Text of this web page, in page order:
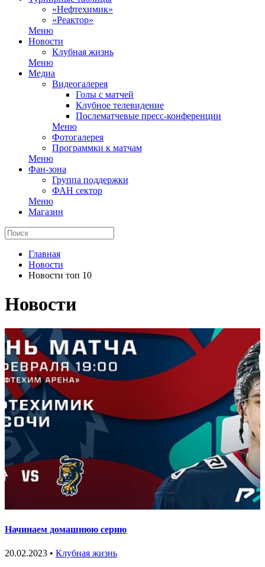
«Нефтехимик»
«Реактор»
Меню
Новости
Клубная жизнь
Меню
Медиа
Видеогалерея
Голы с матчей
Клубное телевидение
Послематчевые пресс-конференции
Меню
Фотогалерея
Программки к матчам
Меню
Фан-зона
Группа поддержки
ФАН сектор
Меню
Магазин
Главная
Новости
Новости топ 10
Новости
Начинаем домашнюю серию
20.02.2023 • Клубная жизнь